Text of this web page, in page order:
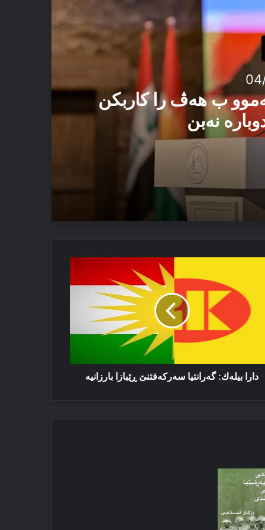
ب هەڤ را کاربکن
نەبن
ئەڤ تاوان دوبارە نەبن
دارا بیلەك: گەرانتیا سه‌رکەفتنێ ڕێبازا بارزانیه‌